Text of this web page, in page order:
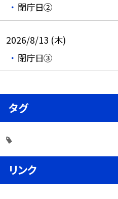
閉庁日②
2026/8/13 (木)
閉庁日③
タグ
リンク